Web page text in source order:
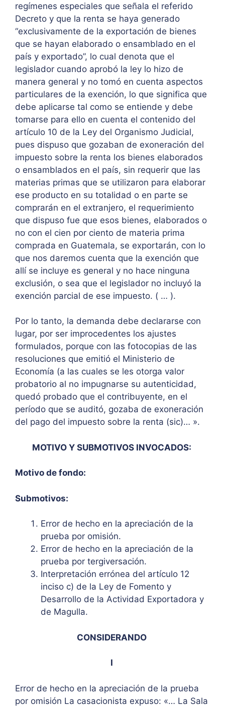
regímenes especiales que señala el referido
Decreto y que la renta se haya generado
“exclusivamente de la exportación de bienes
que se hayan elaborado o ensamblado en el
país y exportado”, lo cual denota que el
legislador cuando aprobó la ley lo hizo de
manera general y no tomó en cuenta aspectos
particulares de la exención, lo que significa que
debe aplicarse tal como se entiende y debe
tomarse para ello en cuenta el contenido del
artículo 10 de la Ley del Organismo Judicial,
pues dispuso que gozaban de exoneración del
impuesto sobre la renta los bienes elaborados
o ensamblados en el país, sin requerir que las
materias primas que se utilizaron para elaborar
ese producto en su totalidad o en parte se
comprarán en el extranjero, el requerimiento
que dispuso fue que esos bienes, elaborados o
no con el cien por ciento de materia prima
comprada en Guatemala, se exportarán, con lo
que nos daremos cuenta que la exención que
allí se incluye es general y no hace ninguna
exclusión, o sea que el legislador no incluyó la
exención parcial de ese impuesto. ( … ).
Por lo tanto, la demanda debe declararse con
lugar, por ser improcedentes los ajustes
formulados, porque con las fotocopias de las
resoluciones que emitió el Ministerio de
Economía (a las cuales se les otorga valor
probatorio al no impugnarse su autenticidad,
quedó probado que el contribuyente, en el
período que se auditó, gozaba de exoneración
del pago del impuesto sobre la renta (sic)… ».
MOTIVO Y SUBMOTIVOS INVOCADOS:
Motivo de fondo:
Submotivos:
Error de hecho en la apreciación de la
prueba por omisión.
Error de hecho en la apreciación de la
prueba por tergiversación.
Interpretación errónea del artículo 12
inciso c) de la Ley de Fomento y
Desarrollo de la Actividad Exportadora y
de Magulla.
CONSIDERANDO
I
Error de hecho en la apreciación de la prueba
por omisión La casacionista expuso: «… La Sala